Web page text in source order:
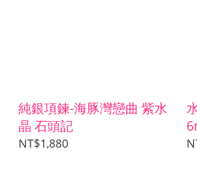
純銀項鍊-海豚灣戀曲 紫水
晶 石頭記
NT$1,880